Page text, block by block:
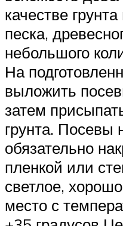
качестве
песка,
небольшого
На
выложить
затем
грунта. Посевы
обязательно
пленкой или
светлое,
место с